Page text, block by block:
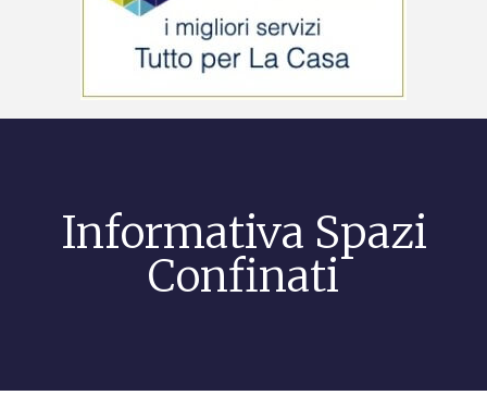
Informativa Spazi
Confinati